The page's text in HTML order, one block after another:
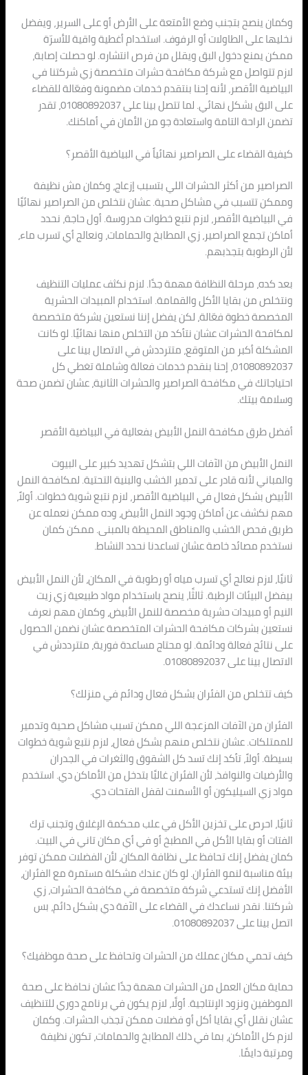
وكمان ينصح بتجنب وضع الأمتعة على الأرض أو على السرير، ويفضل
نخليها على الطاولات أو الرفوف. استخدام أغطية واقية للأسرّة
ممكن يمنع دخول البق ويقلل من فرص انتشاره. لو حصلت إصابة،
لازم تتواصل مع شركة مكافحة حشرات متخصصة زي شركتنا في
البياضية الأقصر، لأنه إحنا بنتقدم خدمات مضمونة وفعّالة للقضاء
على البق بشكل نهائي. لما تتصل بينا على 01080892037، تقدر
تضمن الراحة التامة واستعادة جو من الأمان في أماكنك.
كيفية القضاء على الصراصير نهائياً في البياضية الأقصر؟
الصراصير من أكثر الحشرات اللي بتسبب إزعاج، وكمان مش نظيفة
وممكن تتسبب في مشاكل صحية. عشان نتخلص من الصراصير نهائيًا
في البياضية الأقصر، لازم نتبع خطوات مدروسة. أول حاجة، نحدد
أماكن تجمع الصراصير، زي المطابخ والحمامات، ونعالج أي تسرب ماء،
لأن الرطوبة بتجذبهم.
بعد كده، مرحلة النظافة مهمة جدًا. لازم نكثف عمليات التنظيف
ونتخلص من بقايا الأكل والقمامة. استخدام المبيدات الحشرية
المخصصة خطوة فعّالة، لكن يفضل إننا نستعين بشركة متخصصة
لمكافحة الحشرات عشان نتأكد من التخلص منها نهائيًا. لو كانت
المشكلة أكبر من المتوقع، متترددش في الاتصال بينا على
01080892037، إحنا بنقدم خدمات فعالة وشاملة تغطي كل
احتياجاتك في مكافحة الصراصير والحشرات الثانية، عشان تضمن صحة
وسلامة بيتك.
أفضل طرق مكافحة النمل الأبيض بفعالية في البياضية الأقصر
النمل الأبيض من الآفات اللي بتشكل تهديد كبير على البيوت
والمباني لأنه قادر على تدمير الخشب والبنية التحتية. لمكافحة النمل
الأبيض بشكل فعال في البياضية الأقصر، لازم نتبع شوية خطوات. أولاً،
مهم نكشف عن أماكن وجود النمل الأبيض، وده ممكن نعمله عن
طريق فحص الخشب والمناطق المحيطة بالمبنى. ممكن كمان
نستخدم مصائد خاصة عشان تساعدنا نحدد النشاط.
ثانيًا، لازم نعالج أي تسرب مياه أو رطوبة في المكان، لأن النمل الأبيض
بيفضل البيئات الرطبة. ثالثًا، ينصح باستخدام مواد طبيعية زي زيت
النيم أو مبيدات حشرية مخصصة للنمل الأبيض، وكمان مهم نعرف
نستعين بشركات مكافحة الحشرات المتخصصة عشان نضمن الحصول
على نتائج فعالة ودائمة. لو محتاج مساعدة فورية، متترددش في
الاتصال بينا على 01080892037.
كيف تتخلص من الفئران بشكل فعال ودائم في منزلك؟
الفئران من الآفات المزعجة اللي ممكن تسبب مشاكل صحية وتدمير
للممتلكات. عشان نتخلص منهم بشكل فعال، لازم نتبع شوية خطوات
بسيطة. أولاً، تأكد إنك تسد كل الشقوق والثغرات في الجدران
والأرضيات والنوافذ، لأن الفئران غالبًا بتدخل من الأماكن دي. استخدم
مواد زي السيليكون أو الأسمنت لقفل الفتحات دي.
ثانيًا، احرص على تخزين الأكل في علب محكمة الإغلاق وتجنب ترك
الفتات أو بقايا الأكل في المطبخ أو في أي مكان تاني في البيت.
كمان يفضل إنك تحافظ على نظافة المكان، لأن الفضلات ممكن توفر
بيئة مناسبة لنمو الفئران. لو كان عندك مشكلة مستمرة مع الفئران،
الأفضل إنك تستدعي شركة متخصصة في مكافحة الحشرات، زي
شركتنا. نقدر نساعدك في القضاء على الآفة دي بشكل دائم، بس
اتصل بينا على 01080892037.
كيف تحمي مكان عملك من الحشرات وتحافظ على صحة موظفيك؟
حماية مكان العمل من الحشرات مهمة جدًا عشان نحافظ على صحة
الموظفين ونزود الإنتاجية. أولًا، لازم يكون في برنامج دوري للتنظيف
عشان نقلل أي بقايا أكل أو فضلات ممكن تجذب الحشرات. وكمان
لازم كل الأماكن، بما في ذلك المطابخ والحمامات، تكون نظيفة
ومرتبة دايمًا.